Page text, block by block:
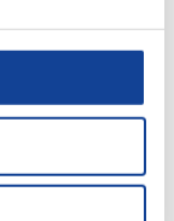
eri
tarkistaa
KAMU-